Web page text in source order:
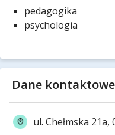
pedagogika
psychologia
Dane kontaktowe
ul. Chełmska